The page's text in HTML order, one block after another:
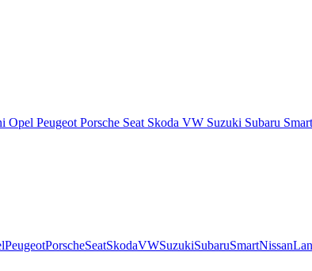
Opel Peugeot Porsche Seat Skoda VW Suzuki Subaru Smart
PeugeotPorscheSeatSkodaVWSuzukiSubaruSmartNissan